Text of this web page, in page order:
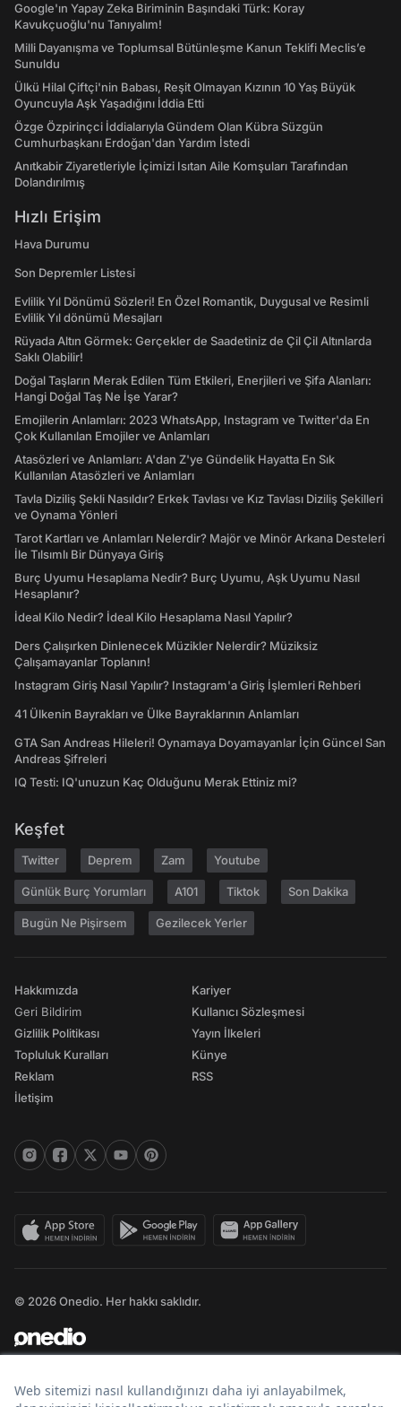
Google'ın Yapay Zeka Biriminin Başındaki Türk: Koray
Kavukçuoğlu'nu Tanıyalım!
Milli Dayanışma ve Toplumsal Bütünleşme Kanun Teklifi Meclis’e
Sunuldu
Ülkü Hilal Çiftçi'nin Babası, Reşit Olmayan Kızının 10 Yaş Büyük
Oyuncuyla Aşk Yaşadığını İddia Etti
Özge Özpirinçci İddialarıyla Gündem Olan Kübra Süzgün
Cumhurbaşkanı Erdoğan'dan Yardım İstedi
Anıtkabir Ziyaretleriyle İçimizi Isıtan Aile Komşuları Tarafından
Dolandırılmış
Hızlı Erişim
Hava Durumu
Son Depremler Listesi
Evlilik Yıl Dönümü Sözleri! En Özel Romantik, Duygusal ve Resimli
Evlilik Yıl dönümü Mesajları
Rüyada Altın Görmek: Gerçekler de Saadetiniz de Çil Çil Altınlarda
Saklı Olabilir!
Doğal Taşların Merak Edilen Tüm Etkileri, Enerjileri ve Şifa Alanları:
Hangi Doğal Taş Ne İşe Yarar?
Emojilerin Anlamları: 2023 WhatsApp, Instagram ve Twitter'da En
Çok Kullanılan Emojiler ve Anlamları
Atasözleri ve Anlamları: A'dan Z'ye Gündelik Hayatta En Sık
Kullanılan Atasözleri ve Anlamları
Tavla Diziliş Şekli Nasıldır? Erkek Tavlası ve Kız Tavlası Diziliş Şekilleri
ve Oynama Yönleri
Tarot Kartları ve Anlamları Nelerdir? Majör ve Minör Arkana Desteleri
İle Tılsımlı Bir Dünyaya Giriş
Burç Uyumu Hesaplama Nedir? Burç Uyumu, Aşk Uyumu Nasıl
Hesaplanır?
İdeal Kilo Nedir? İdeal Kilo Hesaplama Nasıl Yapılır?
Ders Çalışırken Dinlenecek Müzikler Nelerdir? Müziksiz
Çalışamayanlar Toplanın!
Instagram Giriş Nasıl Yapılır? Instagram'a Giriş İşlemleri Rehberi
41 Ülkenin Bayrakları ve Ülke Bayraklarının Anlamları
GTA San Andreas Hileleri! Oynamaya Doyamayanlar İçin Güncel San
Andreas Şifreleri
IQ Testi: IQ'unuzun Kaç Olduğunu Merak Ettiniz mi?
Keşfet
Twitter Deprem Zam Youtube
Günlük Burç Yorumları A101 Tiktok Son Dakika
Bugün Ne Pişirsem Gezilecek Yerler
Hakkımızda
Geri Bildirim
Gizlilik Politikası
Topluluk Kuralları
Reklam
İletişim
Kariyer
Kullanıcı Sözleşmesi
Yayın İlkeleri
Künye
RSS
© 2026 Onedio. Her hakkı saklıdır.
Bir markasıdır.